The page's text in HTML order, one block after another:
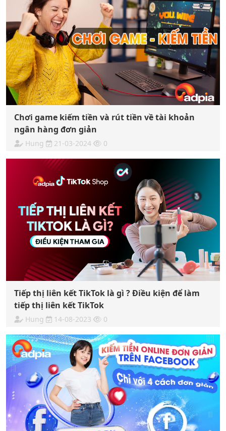
Chơi game kiếm tiền và rút tiền về tài khoản
ngân hàng đơn giản
Hung 21-03-2024 0
Tiếp thị liên kết TikTok là gì ? Điều kiện để làm
tiếp thị liên kết TikTok
Hung 14-08-2023 0